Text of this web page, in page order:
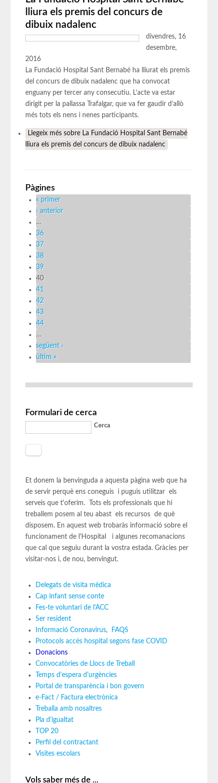
lliura els premis del concurs de
dibuix nadalenc
divendres, 16
desembre,
2016
La Fundació Hospital Sant Bernabé ha lliurat els premis
del concurs de dibuix nadalenc que ha convocat
enguany per tercer any consecutiu. L’acte va estar
dirigit per la pallassa Trafalgar, que va fer gaudir d’allò
més tots els nens i nenes participants.
Llegeix més sobre La Fundació Hospital Sant Bernabé
lliura els premis del concurs de dibuix nadalenc
Pàgines
« primer
‹ anterior
…
36
37
38
39
40
41
42
43
44
…
següent ›
últim »
Formulari de cerca
Cerca
Et donem la benvinguda a aquesta pàgina web que ha
de servir perquè ens coneguis i puguis utilitzar els
serveis que t'oferim. Tots els professionals que hi
treballem posem al teu abast els recursos de què
disposem. En aquest web trobaràs informació sobre el
funcionament de l'Hospital i algunes recomanacions
que cal que seguiu durant la vostra estada. Gràcies per
visitar-nos i, de nou, benvingut.
Delegats de visita mèdica
Cap infant sense conte
Fes-te voluntari de l'ACC
Ser resident
Informació Coronavirus,
FAQS
Protocols accés hospital segons fase COVID
Donacions
Convocatòries de Llocs de Treball
Temps d'espera d'urgències
Portal de transparència i bon govern
e-Fact / Factura electrònica
Treballa amb nosaltres
Pla d'igualtat
TOP 20
Perfil del contractant
Visites escolars
Vols saber més de ...